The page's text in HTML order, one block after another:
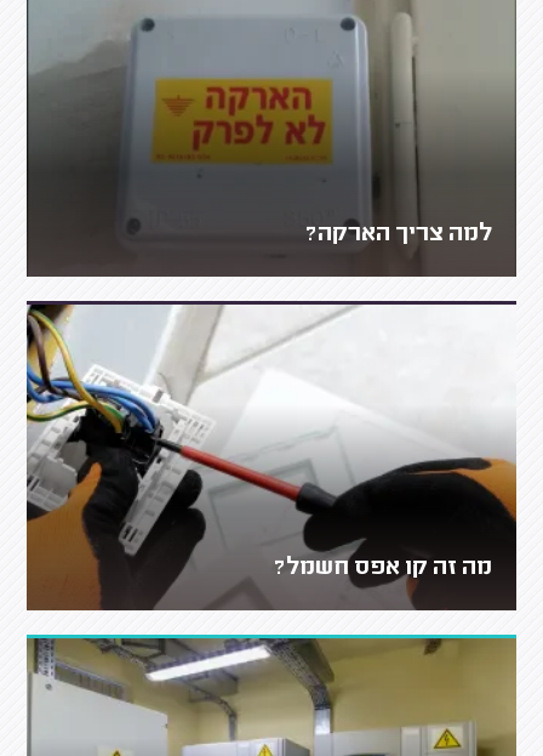
למה צריך הארקה?
מה זה קו אפס חשמל?